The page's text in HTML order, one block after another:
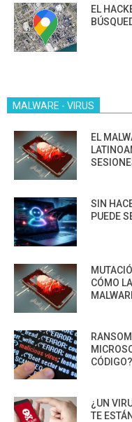
EL
MALWARE - VIRUS
EL
SIN
PUEDE
CÓMO
CÓDIGO?
¿UN
TE